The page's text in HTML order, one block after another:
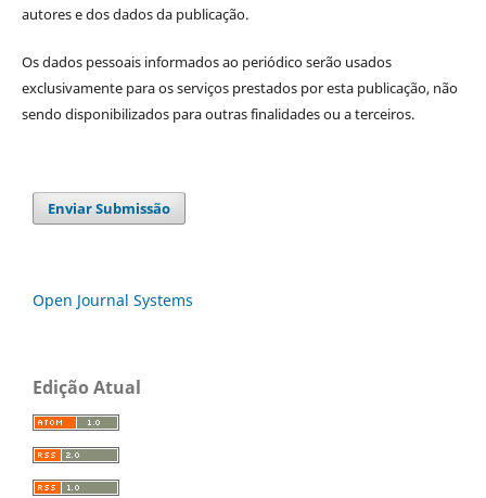
autores e dos dados da publicação.
Os dados pessoais informados ao periódico serão usados
exclusivamente para os serviços prestados por esta publicação, não
sendo disponibilizados para outras finalidades ou a terceiros.
Enviar Submissão
Open Journal Systems
Edição Atual